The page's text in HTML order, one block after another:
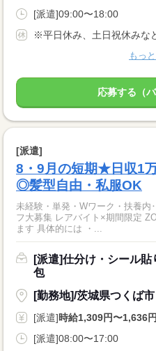
[派遣]09:00〜18:00
もっ
応募する（
[派遣]
8・9月の短期★日収1
◎髪型自由・私服OK
未経験・単発・Wワーク・扶養
フ大募集 レアバイト×期間限定
ます 具体的には ・...
[派遣]仕分け・シール
包
[勤務地]/茨城県つくば
[派遣]時給1,309円〜1,636円
[派遣]08:00〜17:00